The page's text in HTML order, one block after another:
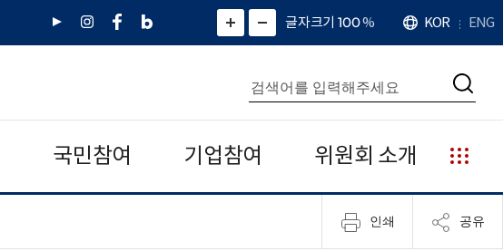
유
인
페
네
그
)
화
면
면
소
확
대
치
글자크기 100%
언
어
KOR ENG
통
합
검
색
검
국민참여 기업참여 위원회 소개
누
리
집
인쇄 공유